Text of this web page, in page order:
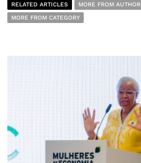
RELATED ARTICLES
MORE FROM AUTHOR
MORE FROM CATEGORY